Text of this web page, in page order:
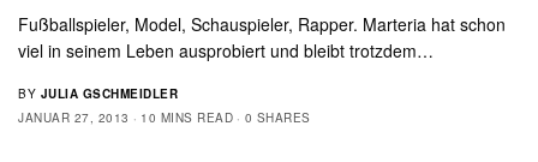
Fußballspieler, Model, Schauspieler, Rapper. Marteria hat schon
viel in seinem Leben ausprobiert und bleibt trotzdem…
BY JULIA GSCHMEIDLER
JANUAR 27, 2013
10 MINS READ 0 SHARES